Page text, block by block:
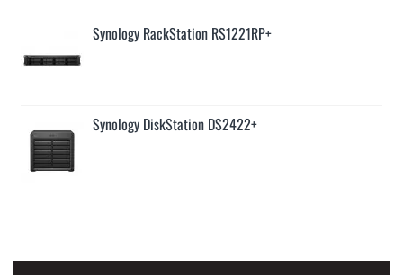
Synology RackStation RS1221RP+
Synology DiskStation DS2422+